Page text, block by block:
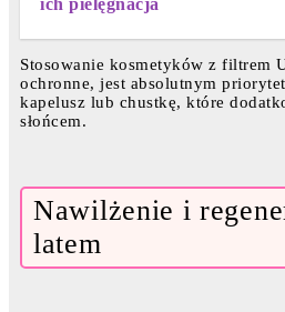
Stosowanie kosmetyków z filtrem
ochronne, jest absolutnym
kapelusz lub chustkę, które
słońcem.
Nawilżenie i
latem